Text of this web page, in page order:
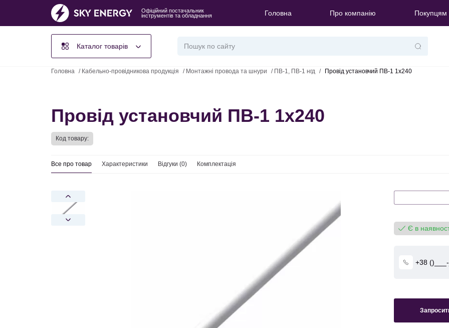
Офіційний постачальник
інструментів та обладнання
Головна Про компанію Покупцям
Каталог товарів
Головна / Кабельно-провідникова продукція / Монтажні провода та шнури / ПВ-1, ПВ-1 нгд / Провід установчий ПВ-1 1х240
Провід установчий ПВ-1 1х240
Код товару:
Все про товар Характеристики Відгуки (0) Комплектація
Є в